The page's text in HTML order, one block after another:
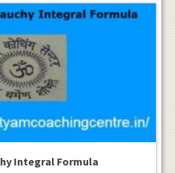
Integral Formula